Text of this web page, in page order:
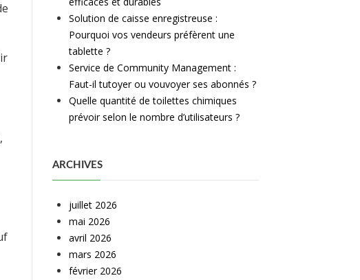
Solution de caisse enregistreuse :
Pourquoi vos vendeurs préfèrent une
tablette ?
Service de Community Management :
Faut-il tutoyer ou vouvoyer ses abonnés ?
Quelle quantité de toilettes chimiques
prévoir selon le nombre d’utilisateurs ?
ARCHIVES
juillet 2026
mai 2026
avril 2026
mars 2026
février 2026